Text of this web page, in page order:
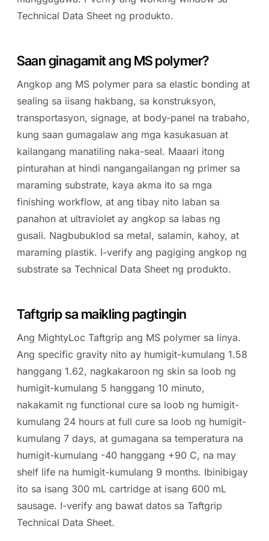
Technical Data Sheet ng produkto.
Saan ginagamit ang MS polymer?
Angkop ang MS polymer para sa elastic bonding at
sealing sa iisang hakbang, sa konstruksyon,
transportasyon, signage, at body-panel na trabaho,
kung saan gumagalaw ang mga kasukasuan at
kailangang manatiling naka-seal. Maaari itong
pinturahan at hindi nangangailangan ng primer sa
maraming substrate, kaya akma ito sa mga
finishing workflow, at ang tibay nito laban sa
panahon at ultraviolet ay angkop sa labas ng
gusali. Nagbubuklod sa metal, salamin, kahoy, at
maraming plastik. I-verify ang pagiging angkop ng
substrate sa Technical Data Sheet ng produkto.
Taftgrip sa maikling pagtingin
Ang MightyLoc Taftgrip ang MS polymer sa linya.
Ang specific gravity nito ay humigit-kumulang 1.58
hanggang 1.62, nagkakaroon ng skin sa loob ng
humigit-kumulang 5 hanggang 10 minuto,
nakakamit ng functional cure sa loob ng humigit-
kumulang 24 hours at full cure sa loob ng humigit-
kumulang 7 days, at gumagana sa temperatura na
humigit-kumulang -40 hanggang +90 C, na may
shelf life na humigit-kumulang 9 months. Ibinibigay
ito sa isang 300 mL cartridge at isang 600 mL
sausage. I-verify ang bawat datos sa Taftgrip
Technical Data Sheet.